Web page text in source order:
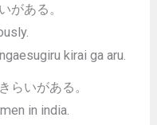
がある。
kirai ga aru.
らいがある。
in india.